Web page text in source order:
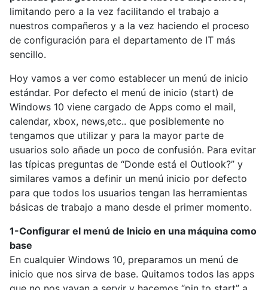
limitando pero a la vez facilitando el trabajo a
nuestros compañeros y a la vez haciendo el proceso
de configuración para el departamento de IT más
sencillo.
Hoy vamos a ver como establecer un menú de inicio
estándar. Por defecto el menú de inicio (start) de
Windows 10 viene cargado de Apps como el mail,
calendar, xbox, news,etc.. que posiblemente no
tengamos que utilizar y para la mayor parte de
usuarios solo añade un poco de confusión. Para evitar
las típicas preguntas de “Donde está el Outlook?” y
similares vamos a definir un menú inicio por defecto
para que todos los usuarios tengan las herramientas
básicas de trabajo a mano desde el primer momento.
1-Configurar el menú de Inicio en una máquina como
base
En cualquier Windows 10, preparamos un menú de
inicio que nos sirva de base. Quitamos todos las apps